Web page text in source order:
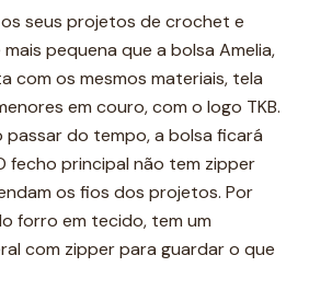
seus projetos de crochet e
pequena que a bolsa Amelia,
com os mesmos materiais, tela
em couro, com o logo TKB.
passar do tempo, a bolsa ficará
fecho principal não tem zipper
os fios dos projetos. Por
forro em tecido, tem um
com zipper para guardar o que